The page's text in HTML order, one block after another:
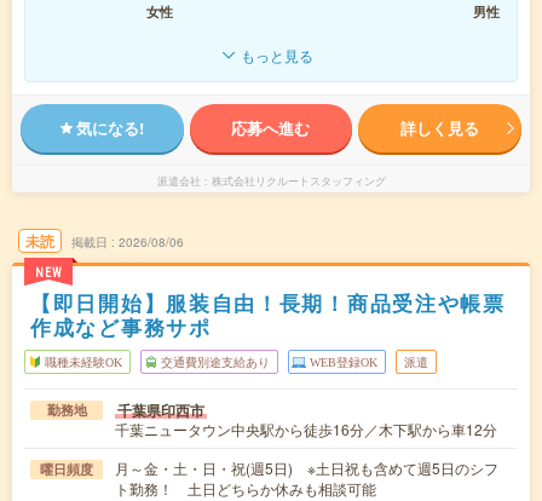
女性
男性
もっと見る
気になる! 応募へ進む 詳しく見る
派遣会社 株式会社リクルートスタッフィング
未読
NEW
掲載日 2026/08/06
【即日開始】服装自由！長期！商品受注や帳票
作成など事務サポ
職種未経験OK 交通費別途支給あり WEB登録OK 派遣
勤務地 千葉県印西市
千葉ニュータウン中央駅から徒歩16分／木下駅から車12分
曜日頻度
月～金・土・日・祝(週5日) ※土日祝も含めて週5日のシフ
ト勤務！ 土日どちらか休みも相談可能